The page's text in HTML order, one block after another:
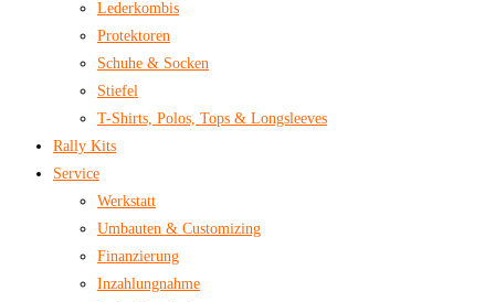
Lederkombis
Protektoren
Schuhe & Socken
Stiefel
T-Shirts, Polos, Tops & Longsleeves
Rally Kits
Service
Werkstatt
Umbauten & Customizing
Finanzierung
Inzahlungnahme